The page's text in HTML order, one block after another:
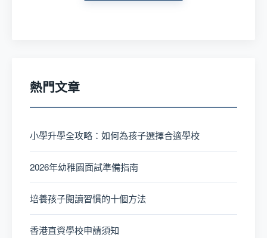
熱門文章
小學升學全攻略：如何為孩子選擇合適學校
2026年幼稚園面試準備指南
培養孩子閱讀習慣的十個方法
香港直資學校申請須知